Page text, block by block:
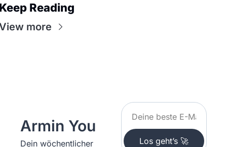
Reading
more
Armin You
Dein wöchentlicher Los geht’s 🚀